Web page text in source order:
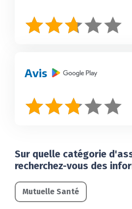
Avis
Sur quelle catégorie
recherchez-vous des
Mutuelle Santé